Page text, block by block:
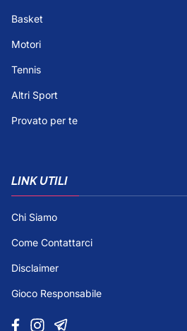
Basket
Motori
Tennis
Altri Sport
Provato per te
LINK UTILI
Chi Siamo
Come Contattarci
Disclaimer
Gioco Responsabile